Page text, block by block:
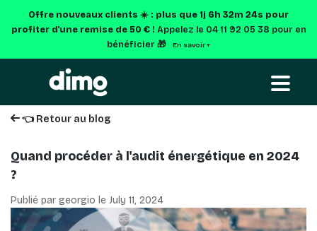
Offre nouveaux clients ☀️ : plus que1j 6h 32m 23s pour
profiter d'une remise de 50 € ! Appelez le 04 11 92 05 38 pour en
bénéficier 🎁
En savoir +
👈 Retour au blog
Quand procéder à l'audit énergétique en 2024
?
Publié par georgio le July 11, 2024